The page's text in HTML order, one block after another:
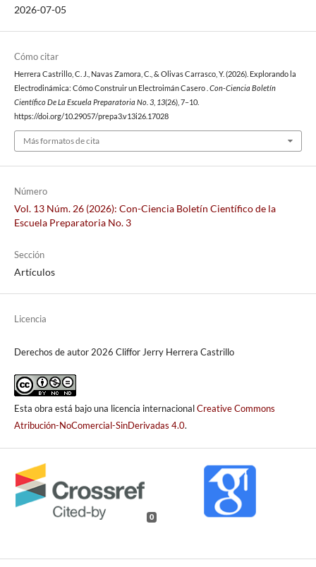
2026-07-05
Cómo citar
Herrera Castrillo, C. J., Navas Zamora, C., & Olivas Carrasco, Y. (2026). Explorando la
Electrodinámica: Cómo Construir un Electroimán Casero . Con-Ciencia Boletín
Científico De La Escuela Preparatoria No. 3, 13(26), 7–10.
https://doi.org/10.29057/prepa3.v13i26.17028
Más formatos de cita
Número
Vol. 13 Núm. 26 (2026): Con-Ciencia Boletín Científico de la
Escuela Preparatoria No. 3
Sección
Artículos
Licencia
Derechos de autor 2026 Cliffor Jerry Herrera Castrillo
Esta obra está bajo una licencia internacionalCreative Commons
Atribución-NoComercial-SinDerivadas 4.0.
0